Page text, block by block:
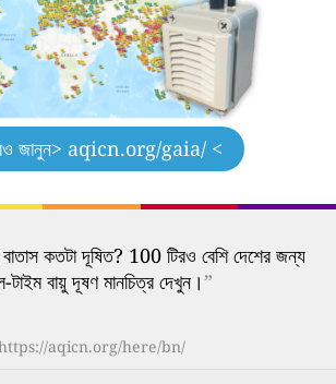
জানুন> aqicn.org/gaia/ <
কতটা দূষিত? 100 টিরও বেশি দেশের জন্য
টাইম বায়ু দূষণ মানচিত্র দেখুন।”
aqicn.org/here/bn/